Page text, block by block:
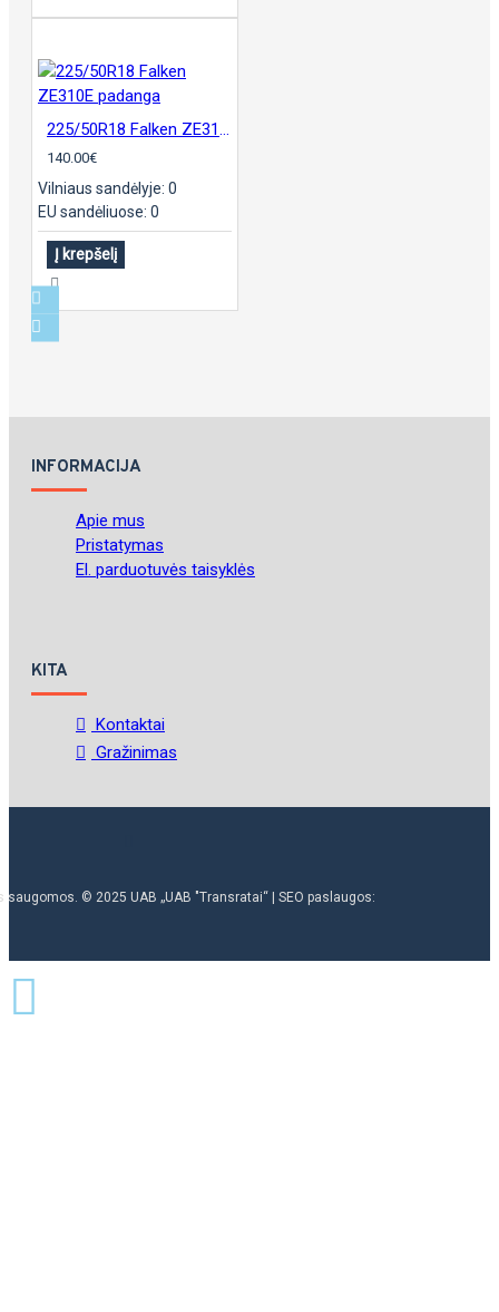
225/50R18 Falken ZE310E padanga
140.00€
Vilniaus sandėlyje: 0
EU sandėliuose: 0
Į krepšelį
INFORMACIJA
Apie mus
Pristatymas
El. parduotuvės taisyklės
KITA
Kontaktai
Gražinimas
saugomos. © 2025 UAB „UAB "Transratai“ | SEO paslaugos: